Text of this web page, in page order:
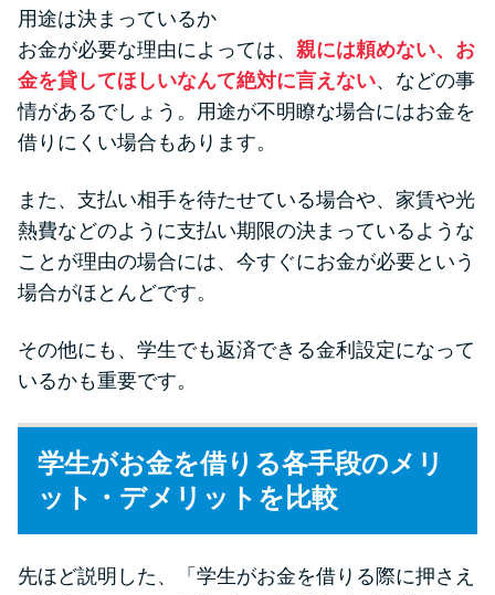
用途は決まっているか
お金が必要な理由によっては、 親には頼めない、お
金を貸してほしいなんて絶対に言えない、などの事
情があるでしょう。用途が不明瞭な場合にはお金を
借りにくい場合もあります。
また、支払い相手を待たせている場合や、家賃や光
熱費などのように支払い期限の決まっているような
ことが理由の場合には、今すぐにお金が必要という
場合がほとんどです。
その他にも、学生でも返済できる金利設定になって
いるかも重要です。
学生がお金を借りる各手段のメリ
ット・デメリットを比較
先ほど説明した、「学生がお金を借りる際に押さえ